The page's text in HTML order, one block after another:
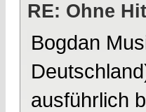
RE: Ohne
Bogdan
ausführlich